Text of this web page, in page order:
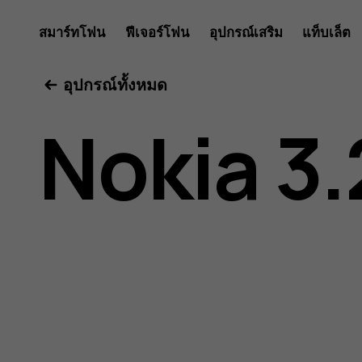
คู่มือ
ผู้
ใช้
สมาร์ทโฟน ฟีเจอร์โฟน อุปกรณ์เสริม แท็บเล็ต
อุปกรณ์ทั้งหมด
Nokia